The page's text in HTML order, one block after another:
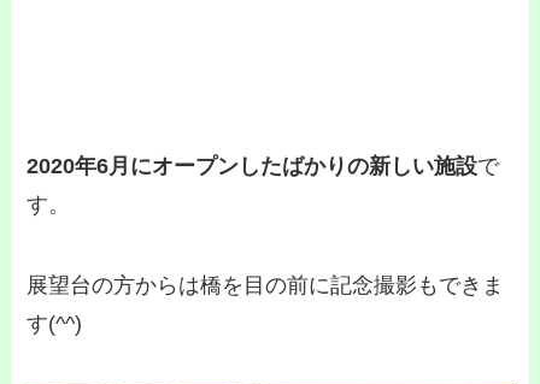
2020年6月にオープンしたばかりの新しい施設で
す。
展望台の方からは橋を目の前に記念撮影もできま
す(^^)